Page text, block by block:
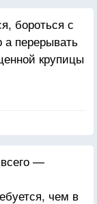
бороться с
а перерывать
крупицы
—
чем в